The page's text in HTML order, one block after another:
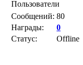
Пользователи
Сообщений: 80
Награды:
0
Статус:
Offline